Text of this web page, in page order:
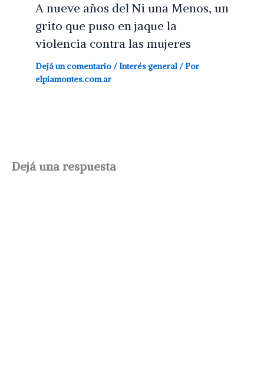
A nueve años del Ni una Menos, un
grito que puso en jaque la
violencia contra las mujeres
Dejá un comentario / Interés general/ Por
elpiamontes.com.ar
Dejá una respuesta